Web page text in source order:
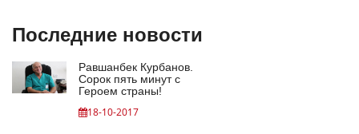
Последние новости
Равшанбек Курбанов.
Сорок пять минут с
Героем страны!
18-10-2017